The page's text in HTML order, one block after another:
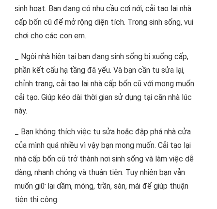
sinh hoạt. Bạn đang có nhu cầu cơi nới, cải tạo lại nhà
cấp bốn cũ để mở rộng diện tích. Trong sinh sống, vui
chơi cho các con em.
_ Ngôi nhà hiện tại bạn đang sinh sống bị xuống cấp,
phần kết cấu hạ tầng đã yếu. Và bạn cần tu sửa lại,
chỉnh trang, cải tạo lại nhà cấp bốn cũ với mong muốn
cải tạo. Giúp kéo dài thời gian sử dụng tại căn nhà lúc
này.
_ Bạn không thích việc tu sửa hoặc đập phá nhà cửa
của mình quá nhiều vì vậy bạn mong muốn. Cải tạo lại
nhà cấp bốn cũ trở thành nơi sinh sống và làm việc dễ
dàng, nhanh chóng và thuận tiện. Tuy nhiên bạn vẫn
muốn giữ lại dầm, móng, trần, sàn, mái để giúp thuận
tiện thi công.